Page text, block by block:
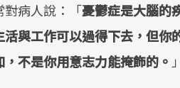
對病人說：「憂鬱症是大腦的
活與工作可以過得下去，但你
不是你用意志力能掩飾的。 」